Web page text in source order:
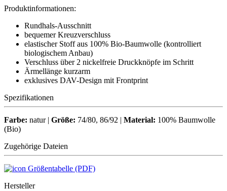
Produktinformationen:
Rundhals-Ausschnitt
bequemer Kreuzverschluss
elastischer Stoff aus 100% Bio-Baumwolle (kontrolliert
biologischem Anbau)
Verschluss über 2 nickelfreie Druckknöpfe im Schritt
Ärmellänge kurzarm
exklusives DAV-Design mit Frontprint
Spezifikationen
Farbe: natur | Größe: 74/80, 86/92 | Material: 100% Baumwolle
(Bio)
Zugehörige Dateien
Größentabelle (PDF)
Hersteller